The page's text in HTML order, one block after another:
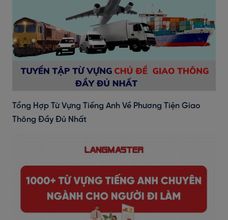
Tổng Hợp Từ Vựng Tiếng Anh Về Phương Tiện Giao
Thông Đầy Đủ Nhất